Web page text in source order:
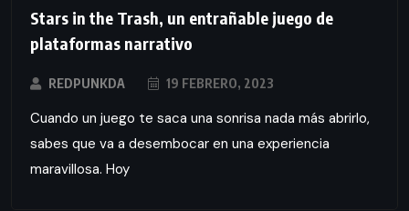
Stars in the Trash, un entrañable juego de
plataformas narrativo
REDPUNKDA 19 FEBRERO, 2023
Cuando un juego te saca una sonrisa nada más abrirlo,
sabes que va a desembocar en una experiencia
maravillosa. Hoy